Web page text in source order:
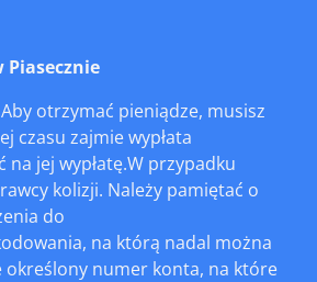
Piasecznie
otrzymać pieniądze, musisz
czasu zajmie wypłata
na jej wypłatę.W przypadku
kolizji. Należy pamiętać o
do
na którą nadal można
określony numer konta, na które